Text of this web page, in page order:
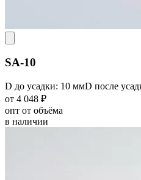
SA-10
D до усадки: 10 ммD после
от 4 048 ₽
опт от объёма
в наличии